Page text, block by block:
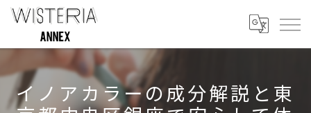
イノアカラーの成分解説と東